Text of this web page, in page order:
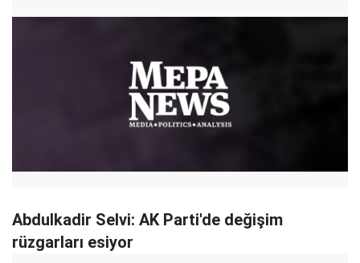
Abdulkadir Selvi: AK Parti'de değişim
rüzgarları esiyor